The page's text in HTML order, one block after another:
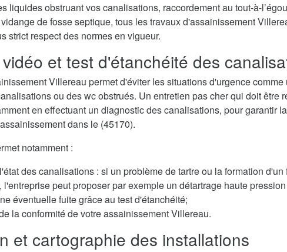
liquides obstruant vos canalisations, raccordement au tout-à-
de fosse septique, tous les travaux d'assainissement
strict respect des normes en vigueur.
et test d'étanchéité des
Villereau permet d'éviter les situations d'urgence comme
ou des wc obstrués. Un entretien pas cher qui doit être
en effectuant un diagnostic des canalisations, pour garantir
dans le (45170).
notamment :
des canalisations : si un problème de tartre ou la formation d'un
l'entreprise peut proposer par exemple un détartrage haute
éventuelle fuite grâce au test d'étanchéité;
la conformité de votre assainissement Villereau.
et cartographie des installations